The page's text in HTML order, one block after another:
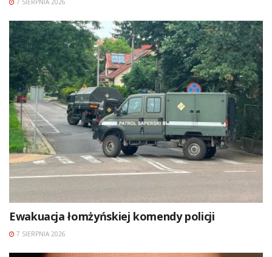
7 SIERPNIA 2026
Ewakuacja łomżyńskiej komendy policji
7 SIERPNIA 2026